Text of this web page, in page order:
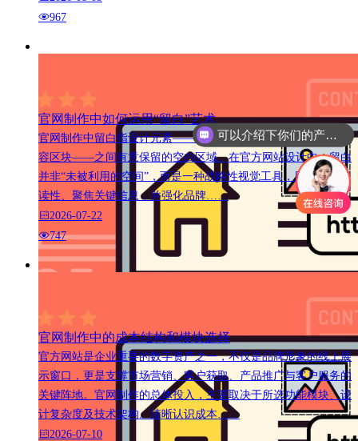
967
官网制作中如何运用“留白”艺术
官网制作中留白指设计元素——如文本、图像、按钮、图标及内
容区块——之间有意保留的空白区域。在官方网站设计中，留白
并非“未被利用的空间”，而是一种战略性视觉工具，用以提升可
读性、聚焦关键信息，并强化品牌……
2026-07-22
747
官网制作中的成本结构和模块选择
官方网站是企业重要的数字资产之一，不仅是品牌形象的线上展
示窗口，更是支撑市场营销、客户获取、产品推广与客户服务的
关键阵地。官网制作的总体投入，主要取决于所选功能模块、设
计复杂度及技术架构。清晰认识成本……
2026-07-10
可以介绍下你们的产品么